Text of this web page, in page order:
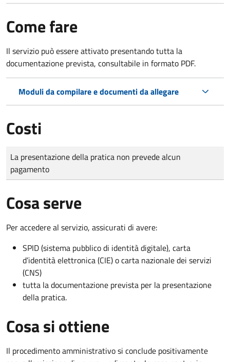
Come fare
Il servizio può essere attivato presentando tutta la
documentazione prevista, consultabile in formato PDF.
Moduli da compilare e documenti da allegare
Costi
Tipo di pagamento
Importo
La presentazione della pratica non prevede alcun
pagamento
Cosa serve
Per accedere al servizio, assicurati di avere:
SPID (sistema pubblico di identità digitale), carta
d’identità elettronica (CIE) o carta nazionale dei servizi
(CNS)
tutta la documentazione prevista per la presentazione
della pratica.
Cosa si ottiene
Il procedimento amministrativo si conclude positivamente